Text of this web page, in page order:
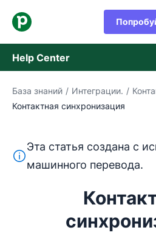
Help Center
База знаний
обращайтесь в службу
База знаний / Интеграции. /
Контактная синхронизация
Этот текст переведен с
Эта статья создана с
машинного перевода.